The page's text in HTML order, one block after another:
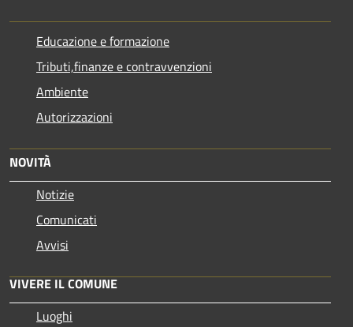
Educazione e formazione
Tributi,finanze e contravvenzioni
Ambiente
Autorizzazioni
NOVITÀ
Notizie
Comunicati
Avvisi
VIVERE IL COMUNE
Luoghi